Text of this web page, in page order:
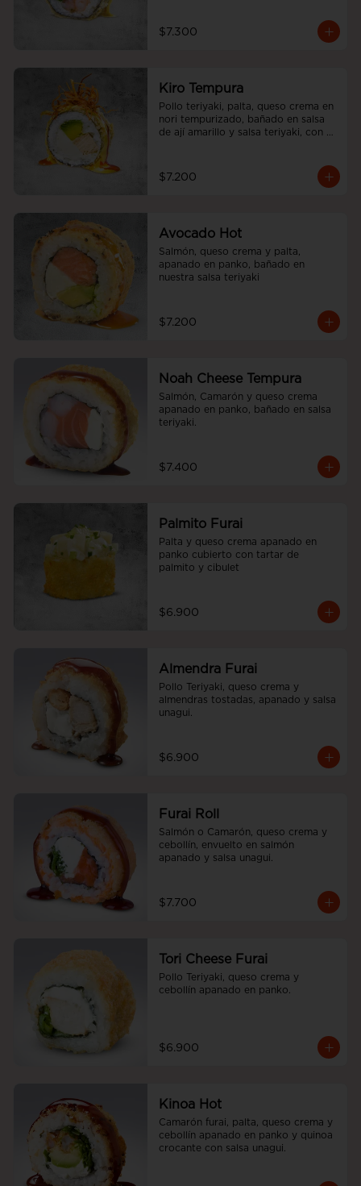
$7.300
Kiro Tempura
Pollo teriyaki, palta, queso crema en
nori tempurizado, bañado en salsa
de ají amarillo y salsa teriyaki, con
$7.200
Avocado Hot
Salmón, queso crema y palta,
apanado en panko, bañado en
nuestra salsa teriyaki
$7.200
Noah Cheese Tempura
Salmón, Camarón y queso crema
apanado en panko, bañado en salsa
teriyaki.
$7.400
Palmito Furai
Palta y queso crema apanado en
panko cubierto con tartar de
palmito y cibulet
$6.900
Almendra Furai
Pollo Teriyaki, queso crema y
almendras tostadas, apanado y salsa
unagui.
$6.900
Furai Roll
Salmón o Camarón, queso crema y
cebollín, envuelto en salmón
apanado y salsa unagui.
$7.700
Tori Cheese Furai
Pollo Teriyaki, queso crema y
cebollín apanado en panko.
$6.900
Kinoa Hot
Camarón furai, palta, queso crema y
cebollín apanado en panko y quinoa
crocante con salsa unagui.